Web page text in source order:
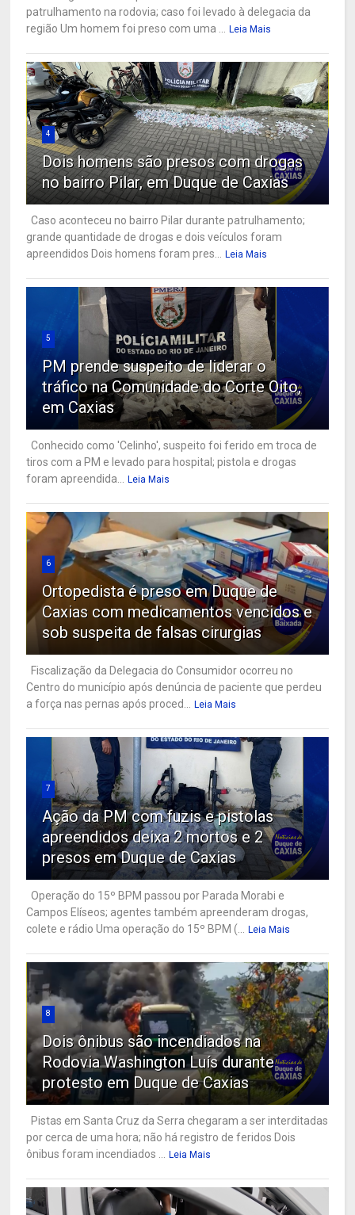
patrulhamento na rodovia; caso foi levado à delegacia da
região Um homem foi preso com uma ... Leia Mais
4
Dois homens são presos com drogas
no bairro Pilar, em Duque de Caxias
Caso aconteceu no bairro Pilar durante patrulhamento;
grande quantidade de drogas e dois veículos foram
apreendidos Dois homens foram pres... Leia Mais
5
PM prende suspeito de liderar o
tráfico na Comunidade do Corte Oito,
em Caxias
Conhecido como 'Celinho', suspeito foi ferido em troca de
tiros com a PM e levado para hospital; pistola e drogas
foram apreendida... Leia Mais
6
Ortopedista é preso em Duque de
Caxias com medicamentos vencidos e
sob suspeita de falsas cirurgias
Fiscalização da Delegacia do Consumidor ocorreu no
Centro do município após denúncia de paciente que perdeu
a força nas pernas após proced... Leia Mais
7
Ação da PM com fuzis e pistolas
apreendidos deixa 2 mortos e 2
presos em Duque de Caxias
Operação do 15º BPM passou por Parada Morabi e
Campos Elíseos; agentes também apreenderam drogas,
colete e rádio Uma operação do 15º BPM (... Leia Mais
8
Dois ônibus são incendiados na
Rodovia Washington Luís durante
protesto em Duque de Caxias
Pistas em Santa Cruz da Serra chegaram a ser interditadas
por cerca de uma hora; não há registro de feridos Dois
ônibus foram incendiados ... Leia Mais